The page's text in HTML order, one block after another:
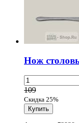
Нож
109
Скидка 25%